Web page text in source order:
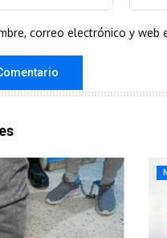
correo electrónico y